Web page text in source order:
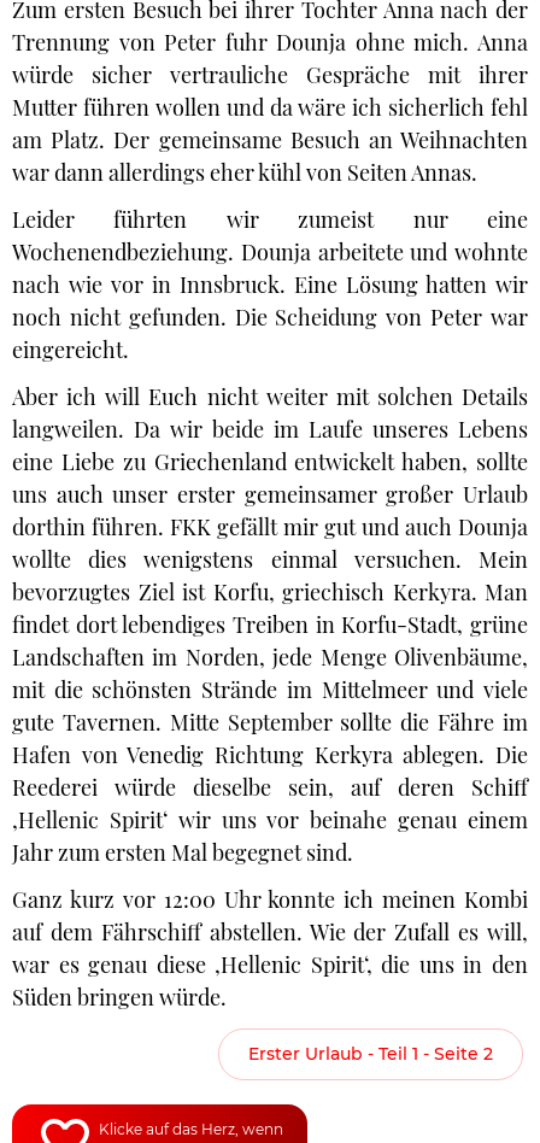
Zum ersten Besuch bei ihrer Tochter Anna nach der
Trennung von Peter fuhr Dounja ohne mich. Anna
würde sicher vertrauliche Gespräche mit ihrer
Mutter führen wollen und da wäre ich sicherlich fehl
am Platz. Der gemeinsame Besuch an Weihnachten
war dann allerdings eher kühl von Seiten Annas.
Leider führten wir zumeist nur eine
Wochenendbeziehung. Dounja arbeitete und wohnte
nach wie vor in Innsbruck. Eine Lösung hatten wir
noch nicht gefunden. Die Scheidung von Peter war
eingereicht.
Aber ich will Euch nicht weiter mit solchen Details
langweilen. Da wir beide im Laufe unseres Lebens
eine Liebe zu Griechenland entwickelt haben, sollte
uns auch unser erster gemeinsamer großer Urlaub
dorthin führen. FKK gefällt mir gut und auch Dounja
wollte dies wenigstens einmal versuchen. Mein
bevorzugtes Ziel ist Korfu, griechisch Kerkyra. Man
findet dort lebendiges Treiben in Korfu-Stadt, grüne
Landschaften im Norden, jede Menge Olivenbäume,
mit die schönsten Strände im Mittelmeer und viele
gute Tavernen. Mitte September sollte die Fähre im
Hafen von Venedig Richtung Kerkyra ablegen. Die
Reederei würde dieselbe sein, auf deren Schiff
‚Hellenic Spirit‘ wir uns vor beinahe genau einem
Jahr zum ersten Mal begegnet sind.
Ganz kurz vor 12:00 Uhr konnte ich meinen Kombi
auf dem Fährschiff abstellen. Wie der Zufall es will,
war es genau diese ‚Hellenic Spirit‘, die uns in den
Süden bringen würde.
Erster Urlaub - Teil 1 - Seite 2
Klicke auf das Herz, wenn